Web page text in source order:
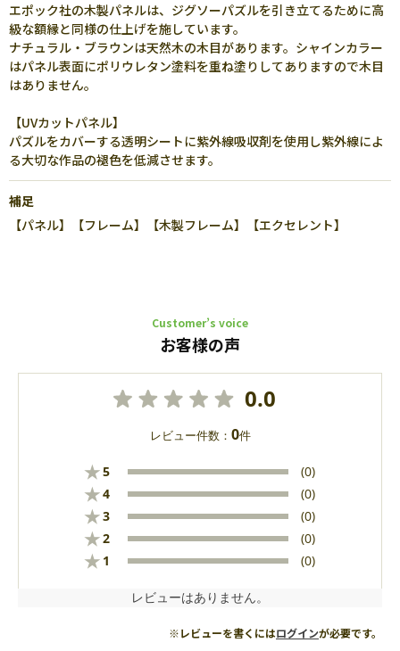
エポック社の木製パネルは、ジグソーパズルを引き立てるために高
級な額縁と同様の仕上げを施しています。
ナチュラル・ブラウンは天然木の木目があります。シャインカラー
はパネル表面にポリウレタン塗料を重ね塗りしてありますので木目
はありません。
【UVカットパネル】
パズルをカバーする透明シートに紫外線吸収剤を使用し紫外線によ
る大切な作品の褪色を低減させます。
補足
【パネル】【フレーム】【木製フレーム】【エクセレント】
Customer’s voice
お客様の声
0.0
レビュー件数： 0件
★5 (0)
★4 (0)
★3 (0)
★2 (0)
★ 1 (0)
レビューはありません。
※レビューを書くにはログインが必要です。